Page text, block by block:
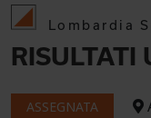
Lombardia
RISULTATI
ASSEGNATA